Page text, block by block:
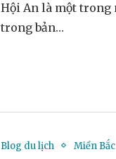
Hội An là một trong
trong bản…
Blog du lịch Miền Bắc